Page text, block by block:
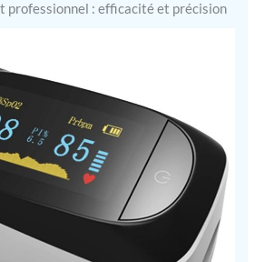
professionnel : efficacité et précision